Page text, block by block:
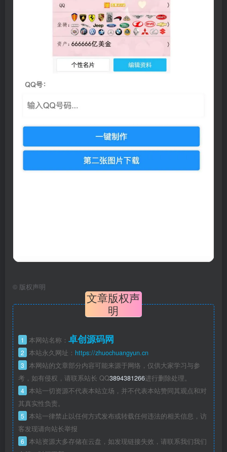
© 版权声明
文章版权声
明
1 本网站名称： 卓创源码网
2 本站永久网址： https://zhuochuangyun.cn
3 本网站的文章部分内容可能来源于网络，仅供大家学习与参
考，如有侵权，请联系站长 QQ3894381266进行删除处理。
4 本站一切资源不代表本站立场，并不代表本站赞同其观点和对
其真实性负责。
5 本站一律禁止以任何方式发布或转载任何违法的相关信息，访
客发现请向站长举报
6 本站资源大多存储在云盘，如发现链接失效，请联系我们我们